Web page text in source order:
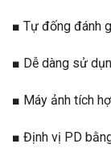
■ Tự đống đánh
■ Dễ dàng sử
■ Máy ảnh tích
■ Định vị PD